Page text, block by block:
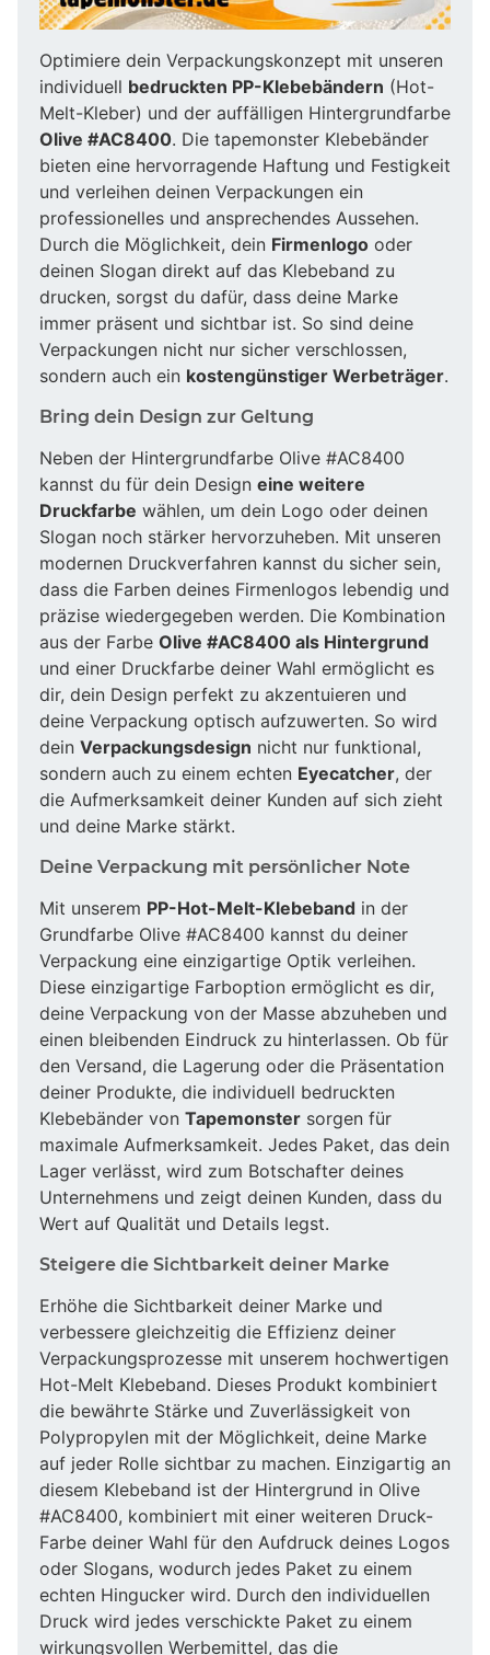
Optimiere dein Verpackungskonzept mit unseren
individuell bedruckten PP-Klebebändern (Hot-
Melt-Kleber) und der auffälligen Hintergrundfarbe
Olive #AC8400. Die tapemonster Klebebänder
bieten eine hervorragende Haftung und Festigkeit
und verleihen deinen Verpackungen ein
professionelles und ansprechendes Aussehen.
Durch die Möglichkeit, dein Firmenlogo oder
deinen Slogan direkt auf das Klebeband zu
drucken, sorgst du dafür, dass deine Marke
immer präsent und sichtbar ist. So sind deine
Verpackungen nicht nur sicher verschlossen,
sondern auch ein kostengünstiger Werbeträger.
Bring dein Design zur Geltung
Neben der Hintergrundfarbe Olive #AC8400
kannst du für dein Design eine weitere
Druckfarbe wählen, um dein Logo oder deinen
Slogan noch stärker hervorzuheben. Mit unseren
modernen Druckverfahren kannst du sicher sein,
dass die Farben deines Firmenlogos lebendig und
präzise wiedergegeben werden. Die Kombination
aus der Farbe Olive #AC8400 als Hintergrund
und einer Druckfarbe deiner Wahl ermöglicht es
dir, dein Design perfekt zu akzentuieren und
deine Verpackung optisch aufzuwerten. So wird
dein Verpackungsdesign nicht nur funktional,
sondern auch zu einem echten Eyecatcher, der
die Aufmerksamkeit deiner Kunden auf sich zieht
und deine Marke stärkt.
Deine Verpackung mit persönlicher Note
Mit unserem PP-Hot-Melt-Klebeband in der
Grundfarbe Olive #AC8400 kannst du deiner
Verpackung eine einzigartige Optik verleihen.
Diese einzigartige Farboption ermöglicht es dir,
deine Verpackung von der Masse abzuheben und
einen bleibenden Eindruck zu hinterlassen. Ob für
den Versand, die Lagerung oder die Präsentation
deiner Produkte, die individuell bedruckten
Klebebänder von Tapemonster sorgen für
maximale Aufmerksamkeit. Jedes Paket, das dein
Lager verlässt, wird zum Botschafter deines
Unternehmens und zeigt deinen Kunden, dass du
Wert auf Qualität und Details legst.
Steigere die Sichtbarkeit deiner Marke
Erhöhe die Sichtbarkeit deiner Marke und
verbessere gleichzeitig die Effizienz deiner
Verpackungsprozesse mit unserem hochwertigen
Hot-Melt Klebeband. Dieses Produkt kombiniert
die bewährte Stärke und Zuverlässigkeit von
Polypropylen mit der Möglichkeit, deine Marke
auf jeder Rolle sichtbar zu machen. Einzigartig an
diesem Klebeband ist der Hintergrund in Olive
#AC8400, kombiniert mit einer weiteren Druck-
Farbe deiner Wahl für den Aufdruck deines Logos
oder Slogans, wodurch jedes Paket zu einem
echten Hingucker wird. Durch den individuellen
Druck wird jedes verschickte Paket zu einem
wirkungsvollen Werbemittel, das die